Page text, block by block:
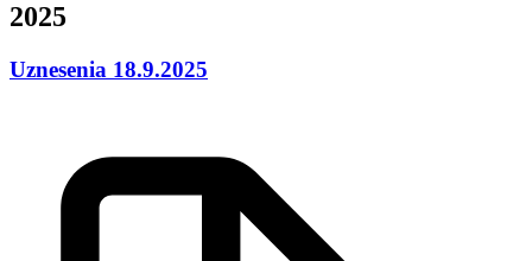
2025
Uznesenia 18.9.2025